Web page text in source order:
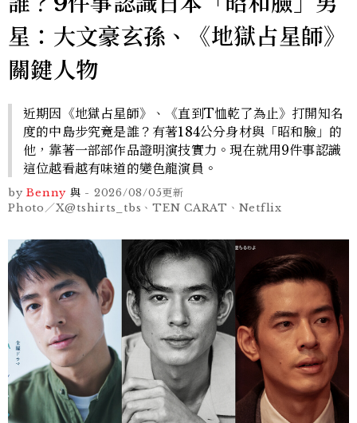
星：大文豪玄孫、《地獄占星師》
關鍵人物
近期因《地獄占星師》、《直到T恤乾了為止》打開知名
度的中島步究竟是誰？有著184公分身材與「昭和臉」的
他，靠著一部部作品證明演技實力。現在就用9件事認識
這位越看越有味道的變色龍演員。
by Benny 與 - 2026/08/05更新
Photo／X@tshirts_tbs、TEN CARAT、Netflix